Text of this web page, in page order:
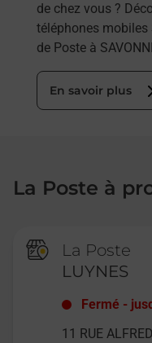
de chez vous ?
téléphones
de Poste à
En savoir plus
La Poste à
La Poste
LUYNES
Fermé -
11 RUE